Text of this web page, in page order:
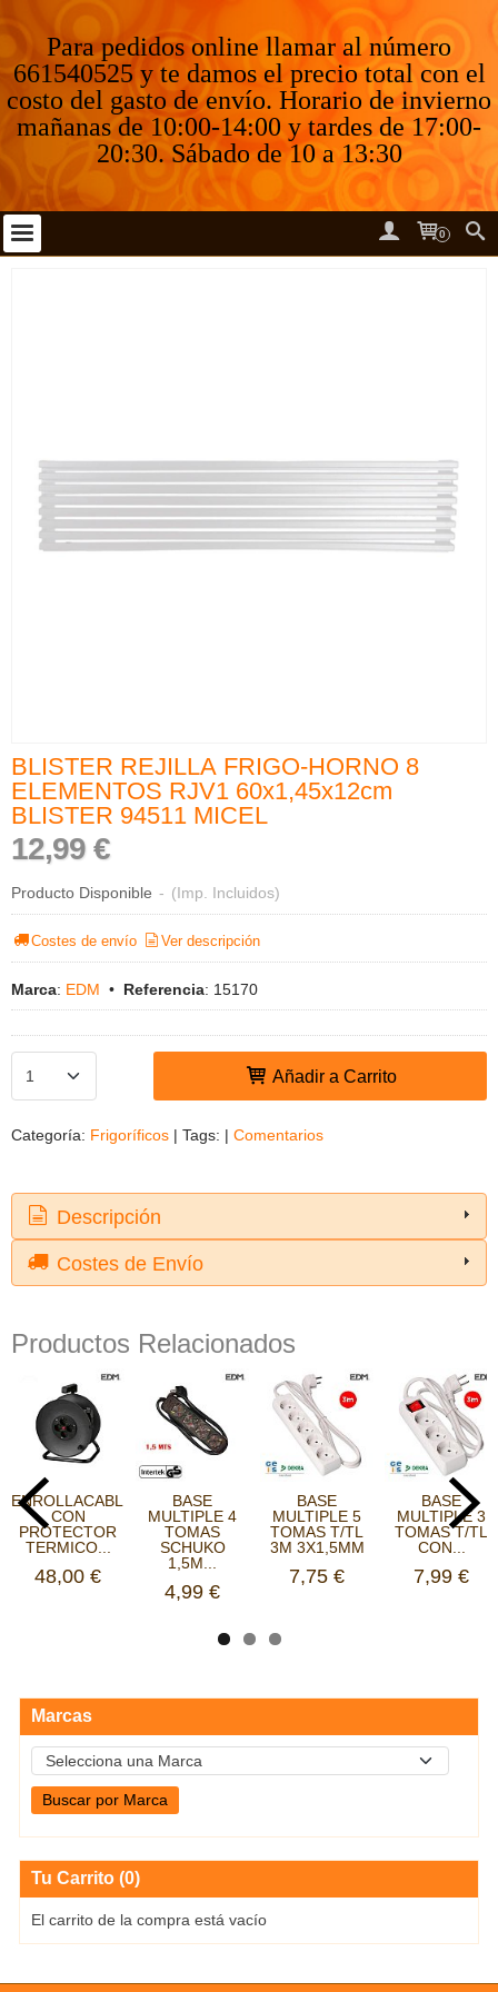
Para pedidos online llamar al número
661540525 y te damos el precio total con el
costo del gasto de envío. Horario de invierno
mañanas de 10:00-14:00 y tardes de 17:00-
20:30. Sábado de 10 a 13:30
0
Marcas
Tu Carrito (0)
El carrito de la compra está vacío
BLISTER REJILLA FRIGO-HORNO 8
ELEMENTOS RJV1 60x1,45x12cm
BLISTER 94511 MICEL
12,99 €
Producto Disponible - (Imp. Incluidos)
Costes de envío Ver descripción
Marca: EDM • Referencia: 15170
Añadir a Carrito
Categoría: Frigoríficos | Tags: | Comentarios
Descripción
Costes de Envío
Productos Relacionados
ENROLLACABLES
CON
PROTECTOR
TERMICO...
48,00 €
BASE
MULTIPLE 4
TOMAS
SCHUKO
1,5M...
4,99 €
BASE
MULTIPLE 5
TOMAS T/TL
3M 3X1,5MM
7,75 €
BASE
MULTIPLE 3
TOMAS T/TL
CON...
7,99 €